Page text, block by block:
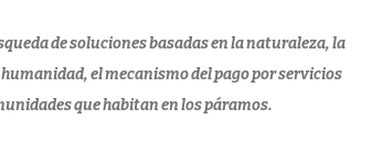
de soluciones basadas en la naturaleza, la
el mecanismo del pago por servicios
que habitan en los páramos.